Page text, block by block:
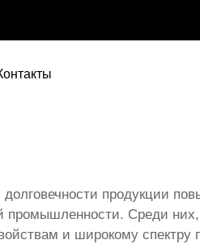
продукции
промышленности. Среди
и широкому спектру